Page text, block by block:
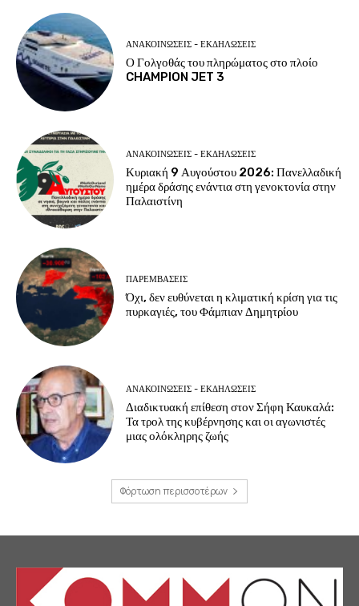
ΑΝΑΚΟΙΝΩΣΕΙΣ - ΕΚΔΗΛΩΣΕΙΣ
Ο Γολγοθάς του πληρώματος στο πλοίο
CHAMPION JET 3
ΑΝΑΚΟΙΝΩΣΕΙΣ - ΕΚΔΗΛΩΣΕΙΣ
Κυριακή 9 Αυγούστου 2026: Πανελλαδική
ημέρα δράσης ενάντια στη γενοκτονία στην
Παλαιστίνη
ΠΑΡΕΜΒΑΣΕΙΣ
Όχι, δεν ευθύνεται η κλιματική κρίση για τις
πυρκαγιές, του Φάμπιαν Δημητρίου
ΑΝΑΚΟΙΝΩΣΕΙΣ - ΕΚΔΗΛΩΣΕΙΣ
Διαδικτυακή επίθεση στον Σήφη Καυκαλά:
Τα τρολ της κυβέρνησης και οι αγωνιστές
μιας ολόκληρης ζωής
Φόρτωση περισσοτέρων